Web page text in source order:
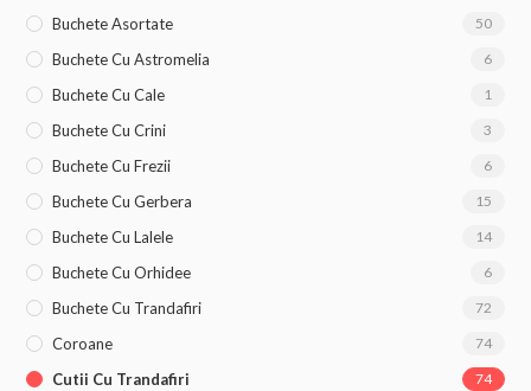
Buchete Asortate 50
Buchete Cu Astromelia 6
Buchete Cu Cale 1
Buchete Cu Crini 3
Buchete Cu Frezii 6
Buchete Cu Gerbera 15
Buchete Cu Lalele 14
Buchete Cu Orhidee 6
Buchete Cu Trandafiri 72
Coroane 74
Cutii Cu Trandafiri 74